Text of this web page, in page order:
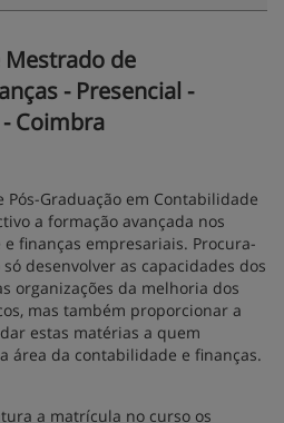
de
- Presencial -
Coimbra
Graduação em Contabilidade
a formação avançada nos
finanças empresariais. Procura-
desenvolver as capacidades dos
organizações da melhoria dos
mas também proporcionar a
estas matérias a quem
área da contabilidade e finanças.
a matrícula no curso os